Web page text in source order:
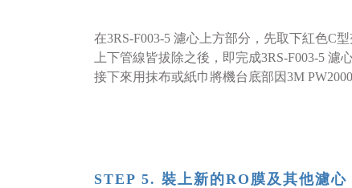
在3RS-F003-5 濾心上方部分，先取下紅色C
上下管線皆拔除之後，即完成3RS-F003-5 濾
接下來用抹布或紙巾將機台底部因3M
STEP 5. 裝上新的RO膜及其他濾心